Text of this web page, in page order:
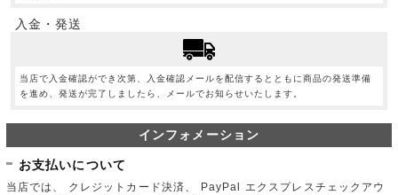
入金・発送
当店で入金確認ができ次第、入金確認メールを配信するとともに商品の発送準備
を進め、発送が完了しましたら、メールでお知らせいたします。
インフォメーション
お支払いについて
当店では、 クレジットカード決済、 PayPal エクスプレスチェックアウ